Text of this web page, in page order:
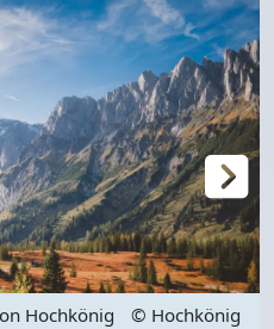
Hochkönig
© Hochkönig